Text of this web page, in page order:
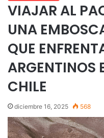
VIAJAR AL
UNA
QUE
ARGENTINOS
CHILE
diciembre 16, 2025 568